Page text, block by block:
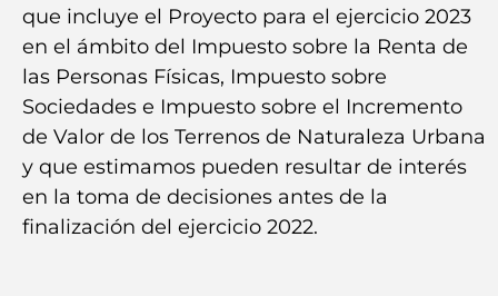
que incluye el Proyecto para el ejercicio 2023
en el ámbito del Impuesto sobre la Renta de
las Personas Físicas, Impuesto sobre
Sociedades e Impuesto sobre el Incremento
de Valor de los Terrenos de Naturaleza Urbana
y que estimamos pueden resultar de interés
en la toma de decisiones antes de la
finalización del ejercicio 2022.